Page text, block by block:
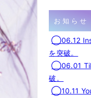
お知らせ
◯06.12
を突破。
◯06.01
破。
◯10.11